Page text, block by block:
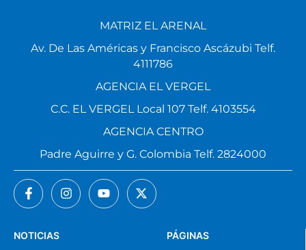
PÁGINAS
NOTICIAS
MATRIZ EL ARENAL
Av. De Las Américas y Francisco Ascázubi Telf.
4111786
AGENCIA EL VERGEL
C.C. EL VERGEL Local 107 Telf. 4103554
AGENCIA CENTRO
Padre Aguirre y G. Colombia Telf. 2824000